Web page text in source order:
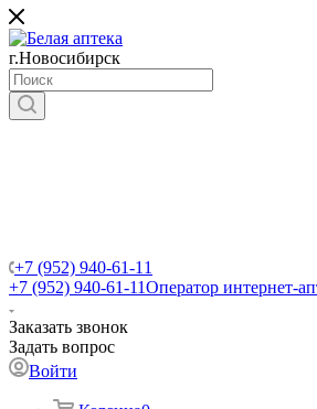
г.Новосибирск
+7 (952) 940-61-11
+7 (952) 940-61-11Оператор интернет-
Заказать звонок
Задать вопрос
Войти